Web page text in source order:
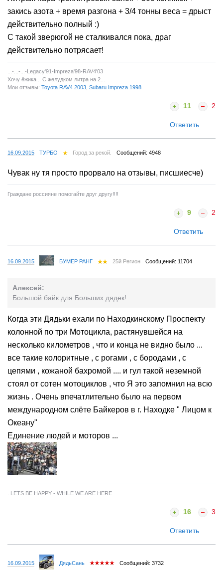
закись азота + время разгона + 3/4 тонны веса = дрыст
действительно полный :)
С такой зверюгой не сталкивался пока, драг
действительно потрясает!
...-...-...-Legaсy'91-Impreza'98-RAV4'03
Хочу ёжика... С желудком литра на 2...
Мои отзывы: Toyota RAV4 2003, Subaru Impreza 1998
11 2
Ответить
16.09.2015 ТУРБО Город за рекой. Сообщений: 4948
Чувак ну тя просто прорвало на отзывы, писшиесче)
Граждане россияне помогайте друг другу!!!!
9 2
Ответить
16.09.2015 БУМЕР РАНГ 25й Регион Сообщений: 11704
Алексей:
Большой байк для Больших дядек!
Когда эти Дядьки ехали по Находкинскому Проспекту
колонной по три Мотоцикла, растянувшейся на
несколько километров , что и конца не видно было ...
все такие колоритные , с рогами , с бородами , с
цепями , кожаной бахромой .... и гул такой неземной
стоял от сотен мотоциклов , что Я это запомнил на всю
жизнь . Очень впечатлительно было на первом
международном слёте Байкеров в г. Находке " Лицом к
Океану"
Единение людей и моторов ...
. LETS BE HAPPY - WHILE WE ARE HERE
16 3
Ответить
16.09.2015 ДядьСань Сообщений: 3732